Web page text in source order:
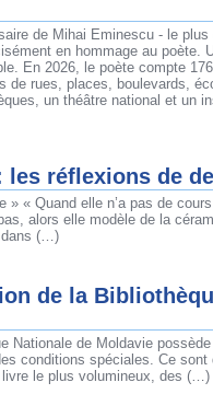
de Mihai Eminescu - le
en hommage au poète.
En 2026, le poète compte
de rues, places, boulevards,
un théâtre national et un
les réflexions de
« Quand elle n’a pas de
alors elle modèle de la
dans (…)
de la
Nationale de Moldavie
conditions spéciales. Ce
le plus volumineux, des (…)